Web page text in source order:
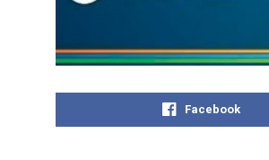
Facebook